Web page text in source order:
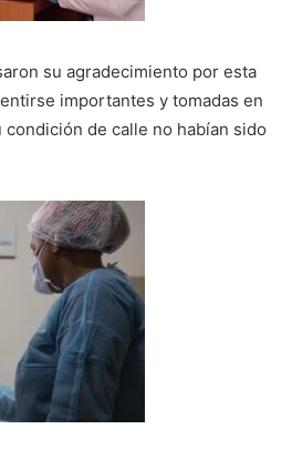
su agradecimiento por esta
importantes y tomadas en
de calle no habían sido